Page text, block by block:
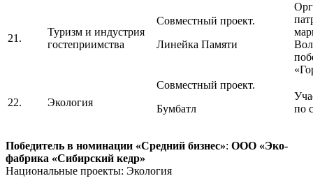
21.
Туризм и индустрия
гостеприимства
Совместный проект.
Линейка Памяти
22. Экология
Совместный проект.
Бумбатл
по
Победитель в номинации «Средний бизнес»: ООО «Эко-
фабрика «Сибирский кедр»
Национальные проекты: Экология